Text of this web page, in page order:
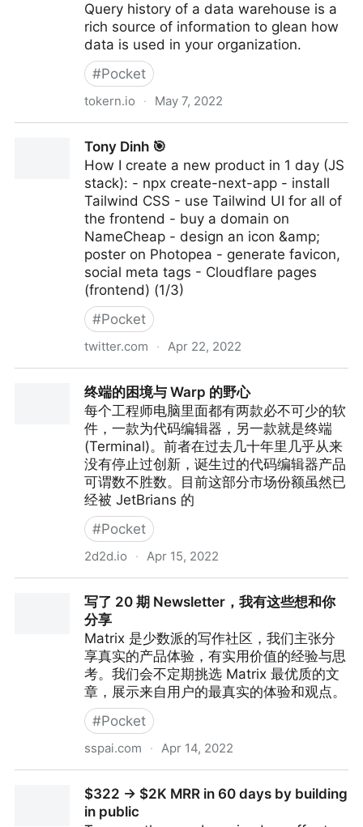
Query history of a data warehouse is a
rich source of information to glean how
data is used in your organization.
#Pocket
tokern.io · May 7, 2022
Tony Dinh 🎯
How I create a new product in 1 day (JS
stack): - npx create-next-app - install
Tailwind CSS - use Tailwind UI for all of
the frontend - buy a domain on
NameCheap - design an icon &amp;
poster on Photopea - generate favicon,
social meta tags - Cloudflare pages
(frontend) (1/3)
#Pocket
twitter.com · Apr 22, 2022
终端的困境与 Warp 的野心
每个工程师电脑里面都有两款必不可少的软
件，一款为代码编辑器，另一款就是终端
(Terminal)。前者在过去几十年里几乎从来
没有停止过创新，诞生过的代码编辑器产品
可谓数不胜数。目前这部分市场份额虽然已
经被 JetBrians 的
#Pocket
2d2d.io · Apr 15, 2022
写了 20 期 Newsletter，我有这些想和你
分享
Matrix 是少数派的写作社区，我们主张分
享真实的产品体验，有实用价值的经验与思
考。我们会不定期挑选 Matrix 最优质的文
章，展示来自用户的最真实的体验和观点。
#Pocket
sspai.com · Apr 14, 2022
$322 → $2K MRR in 60 days by building
in public